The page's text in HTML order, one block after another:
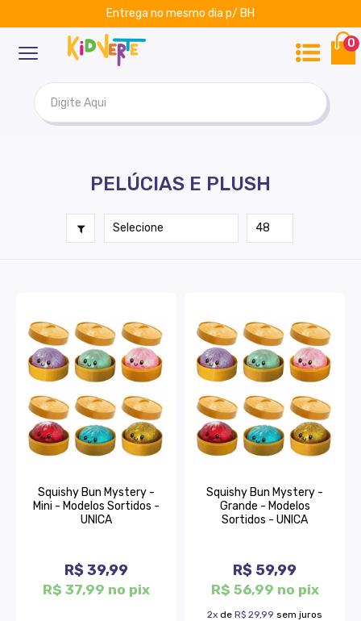
Entrega no mesmo dia p/ BH
0
Kidverte
PELÚCIAS E PLUSH
Squishy Bun Mystery -
Mini - Modelos Sortidos -
UNICA
R$ 39,99
R$ 37,99 no pix
Squishy Bun Mystery -
Grande - Modelos
Sortidos - UNICA
R$ 59,99
R$ 56,99 no pix
2x de R$ 29,99 sem juros